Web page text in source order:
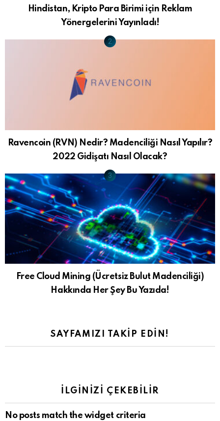
Hindistan, Kripto Para Birimi için Reklam
Yönergelerini Yayınladı!
Ravencoin (RVN) Nedir? Madenciliği Nasıl Yapılır?
2022 Gidişatı Nasıl Olacak?
Free Cloud Mining (Ücretsiz Bulut Madenciliği)
Hakkında Her Şey Bu Yazıda!
SAYFAMIZI TAKIP EDIN!
İLGINIZI ÇEKEBILIR
No posts match the widget criteria